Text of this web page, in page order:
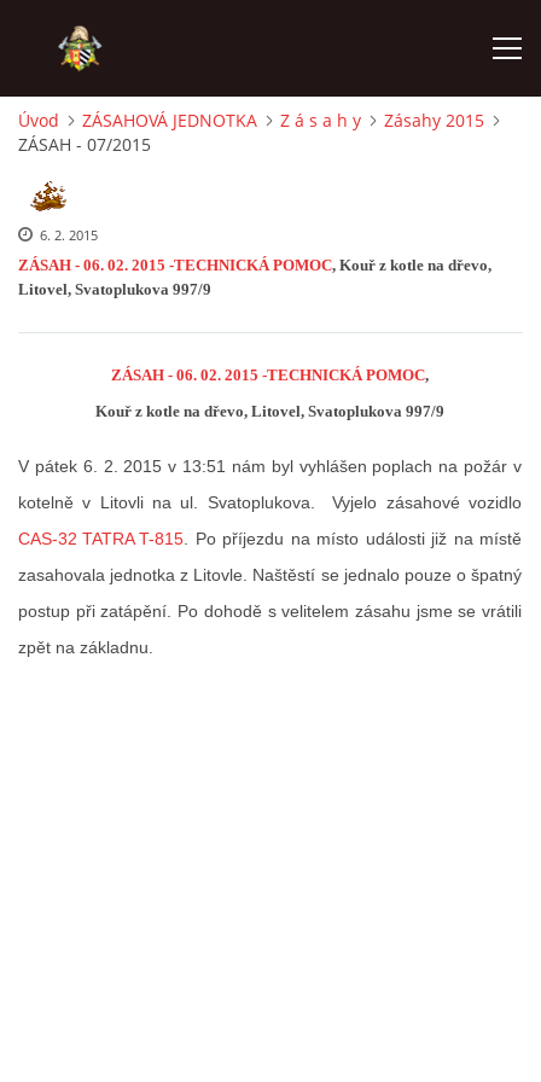
ÚVOD
ČINNOST SDH
ZÁSAHOVÁ JEDNOTKA
MLADÍ HASIČI
FOTOGALERIE
VIDEOGALERIE
Úvod ZÁSAHOVÁ JEDNOTKA Z á s a h y
Zásahy 2015
ZÁSAH - 07/2015
ZÁSAH - 06. 02. 2015 -TECHNICKÁ POMOC, Kouř z kotle na dřevo,
Litovel, Svatoplukova 997/9
6. 2. 2015
ZÁSAH - 06. 02. 2015 -TECHNICKÁ POMOC,
Kouř z kotle na dřevo, Litovel, Svatoplukova 997/9
V pátek 6. 2. 2015 v 13:51 nám byl vyhlášen poplach na požár v
kotelně v Litovli na ul. Svatoplukova. Vyjelo zásahové vozidlo
CAS-32 TATRA T-815 . Po příjezdu na místo události již na místě
zasahovala jednotka z Litovle. Naštěstí se jednalo pouze o špatný
postup při zatápění. Po dohodě s velitelem zásahu jsme se vrátili
zpět na základnu.